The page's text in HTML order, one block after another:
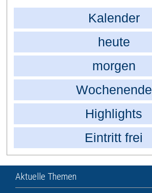
Kalender
heute
morgen
Wochenende
Highlights
Eintritt frei
Aktuelle Themen